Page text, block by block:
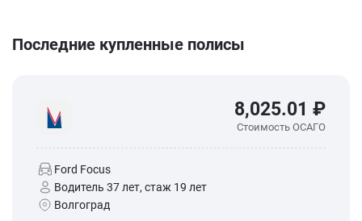
Последние купленные полисы
8,025.01 ₽
Стоимость ОСАГО
Ford Focus
Водитель 37 лет, стаж 19 лет
Волгоград